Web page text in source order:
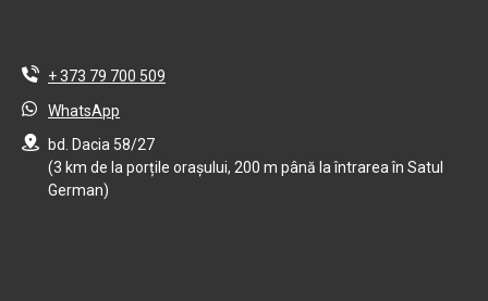
+ 373 79 700 509
WhatsApp
bd. Dacia 58/27
(3 km de la porțile orașului, 200 m până la întrarea în Satul
German)